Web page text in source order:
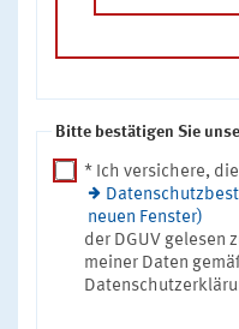
Bitte bestätigen Sie
* Ich versichere, die
neuen Fenster)
der DGUV gelesen
meiner Daten